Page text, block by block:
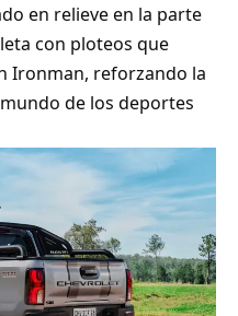
en relieve en la parte
con ploteos que
Ironman, reforzando la
de los deportes